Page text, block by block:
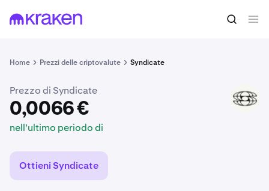
Home Prezzi delle criptovalute Syndicate
0,0066 € Acquista SYND
Prezzo di Syndicate
0,0066 €
nell'ultimo periodo di
SYND
Ottieni Syndicate